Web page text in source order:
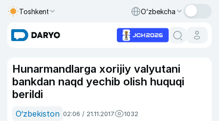
Toshkent O‘zbekcha
Hunarmandlarga xorijiy valyutani
bankdan naqd yechib olish huquqi
berildi
O‘zbekiston 02:06 / 21.11.2017 1032